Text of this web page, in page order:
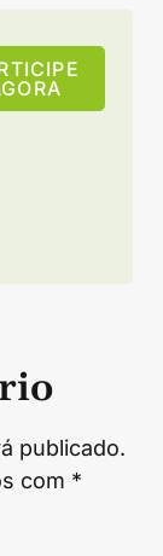
publicado.
com *